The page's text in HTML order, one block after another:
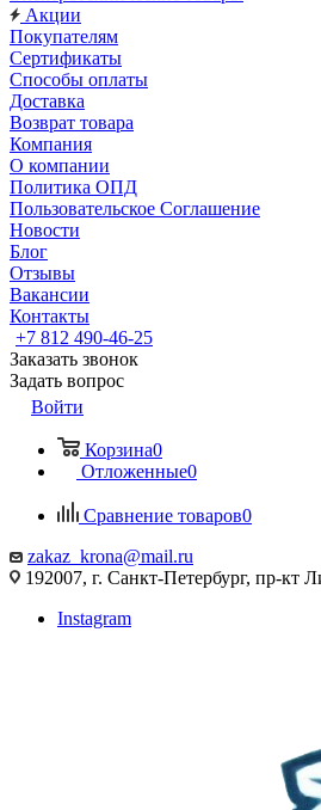
Акции
Покупателям
Сертификаты
Способы оплаты
Доставка
Возврат товара
Компания
О компании
Политика ОПД
Пользовательское Соглашение
Новости
Блог
Отзывы
Вакансии
Контакты
+7 812 490-46-25
Заказать звонок
Задать вопрос
Войти
Корзина0
Отложенные0
Сравнение товаров0
zakaz_krona@mail.ru
192007, г. Санкт-Петербург, пр-кт
Instagram